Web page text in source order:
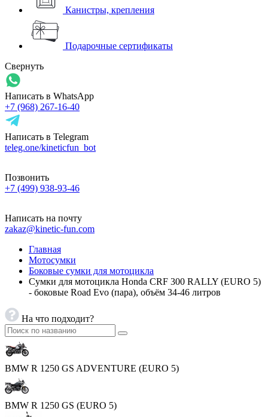
Канистры, крепления
Подарочные сертификаты
Свернуть
Написать в WhatsApp
+7 (968) 267-16-40
Написать в Telegram
teleg.one/kineticfun_bot
Позвонить
+7 (499) 938-93-46
Написать на почту
zakaz@kinetic-fun.com
Главная
Мотосумки
Боковые сумки для мотоцикла
Сумки для мотоцикла Honda CRF 300 RALLY (EURO 5)
- боковые Road Evo (пара), объём 34-46 литров
На что подходит?
BMW R 1250 GS ADVENTURE (EURO 5)
BMW R 1250 GS (EURO 5)